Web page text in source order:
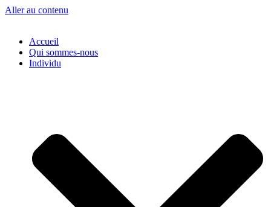
Aller au contenu
Accueil
Qui sommes-nous
Individu